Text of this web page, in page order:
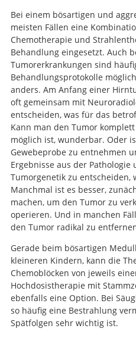
Bei einem bösartigen und
meisten Fällen eine
Chemotherapie und
Behandlung eingesetzt. Auch
Tumorerkrankungen sind
Behandlungsprotokolle
anders. Am Anfang einer
oft gemeinsam mit
entscheiden, was für das
Kann man den Tumor
möglich ist, wunderbar. Oder
Gewebeprobe zu entnehmen
Ergebnisse aus der
Tumorgenetik zu entscheiden,
Manchmal ist es besser,
machen, um den Tumor zu
operieren. Und in manchen
den Tumor radikal zu
Gerade beim bösartigen
kleineren Kindern, kann die
Chemoblöcken von jeweils
Hochdosistherapie mit
ebenfalls eine Option. Bei
so häufig eine Bestrahlung
Spätfolgen sehr wichtig ist.